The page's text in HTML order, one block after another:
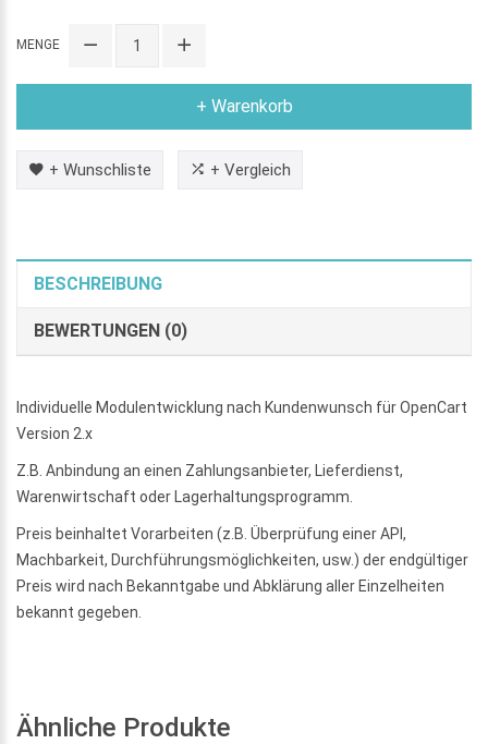
MENGE
+ Warenkorb
+ Wunschliste + Vergleich
BESCHREIBUNG
BEWERTUNGEN (0)
Individuelle Modulentwicklung nach Kundenwunsch für OpenCart
Version 2.x
Z.B. Anbindung an einen Zahlungsanbieter, Lieferdienst,
Warenwirtschaft oder Lagerhaltungsprogramm.
Preis beinhaltet Vorarbeiten (z.B. Überprüfung einer API,
Machbarkeit, Durchführungsmöglichkeiten, usw.) der endgültiger
Preis wird nach Bekanntgabe und Abklärung aller Einzelheiten
bekannt gegeben.
Ähnliche Produkte